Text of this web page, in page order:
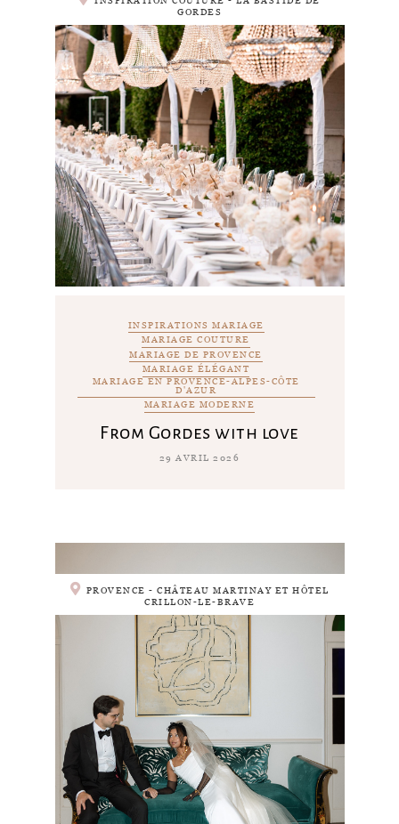
GORDES
INSPIRATIONS MARIAGE
MARIAGE COUTURE
MARIAGE DE PROVENCE
MARIAGE ÉLÉGANT
MARIAGE EN PROVENCE-ALPES-CÔTE
D'AZUR
MARIAGE MODERNE
From Gordes with love
29 AVRIL 2026
PROVENCE - CHÂTEAU MARTINAY ET HÔTEL
CRILLON-LE-BRAVE